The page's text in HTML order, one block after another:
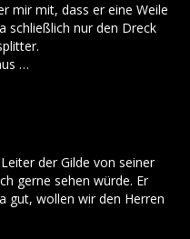
mir mit, dass er eine Weile
schließlich nur den Dreck
…
der Gilde von seiner
gerne sehen würde. Er
gut, wollen wir den Herren